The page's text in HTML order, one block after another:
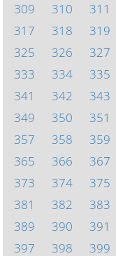
309
310 311
317
318 319
325
326 327
333
334 335
341
342 343
349
350 351
357
358 359
365
366 367
373
374 375
381
382 383
389
390 391
397
398 399